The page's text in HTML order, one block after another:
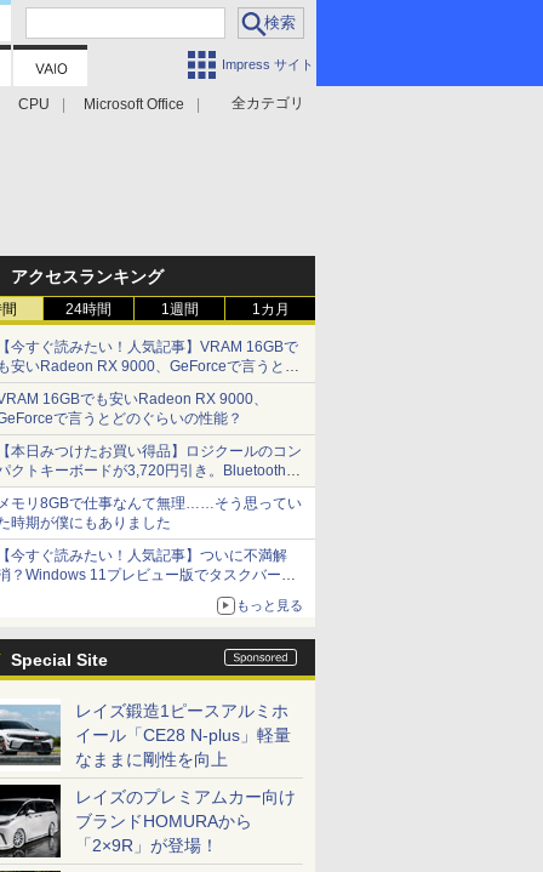
Impress サイト
全カテゴリ
CPU Microsoft Office
アクセスランキング
24時間 1週間 1カ月
今すぐ読みたい！人気記事】VRAM 16GBで
安いRadeon RX 9000、GeForceで言うとど
ぐらいの性能？ - PC Watch
16GBでも安いRadeon RX 9000、
で言うとどのぐらいの性能？
本日みつけたお買い得品】ロジクールのコン
クトキーボードが3,720円引き。Bluetoothで3
接続対応
モリ8GBで仕事なんて無理……そう思ってい
時期が僕にもありました
今すぐ読みたい！人気記事】ついに不満解
？Windows 11プレビュー版でタスクバーの
もっと見る
Special Site
レイズ鍛造1ピースアルミホ
イール「CE28 N-plus」軽量
なままに剛性を向上
レイズのプレミアムカー向け
ブランドHOMURAから
「2×9R」が登場！